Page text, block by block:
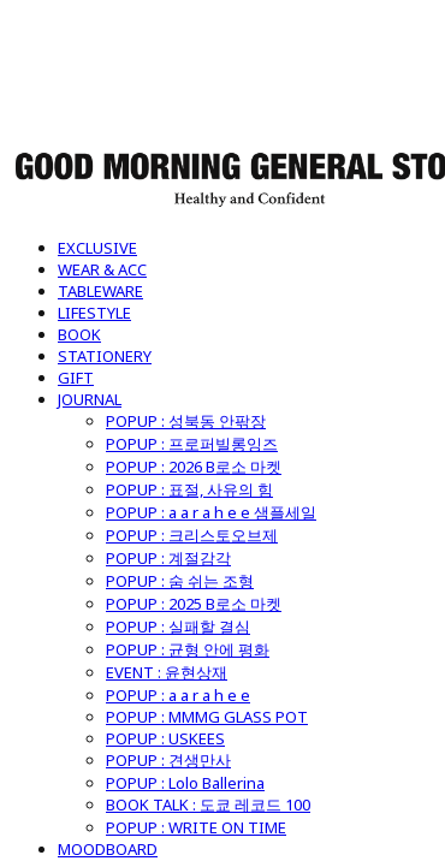
EXCLUSIVE
WEAR & ACC
TABLEWARE
LIFESTYLE
BOOK
STATIONERY
GIFT
JOURNAL
POPUP : 성북동 안팎장
POPUP : 프로퍼빌롱잉즈
POPUP : 2026 B로소 마켓
POPUP : 표절, 사유의 힘
POPUP : a a r a h e e 샘플세일
POPUP : 크리스토오브제
POPUP : 계절감각
POPUP : 숨 쉬는 조형
POPUP : 2025 B로소 마켓
POPUP : 실패할 결심
POPUP : 균형 안에 평화
EVENT : 윤현상재
POPUP : a a r a h e e
POPUP : MMMG GLASS POT
POPUP : USKEES
POPUP : 견생만사
POPUP : Lolo Ballerina
BOOK TALK : 도쿄 레코드 100
POPUP : WRITE ON TIME
MOODBOARD